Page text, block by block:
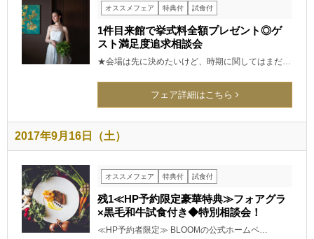
オススメフェア 特典付 試食付
1件目来館で挙式料全額プレゼント◎ゲ
スト満足度追求相談会
★会場は先に決めたいけど、時期に関してはまだ…
フェア詳細はこちら
2017年9月16日（土）
オススメフェア 特典付 試食付
残1≪HP予約限定豪華特典≫フォアグラ
×黒毛和牛試食付き◆特別相談会！
≪HP予約者限定≫ BLOOMの公式ホームペ…